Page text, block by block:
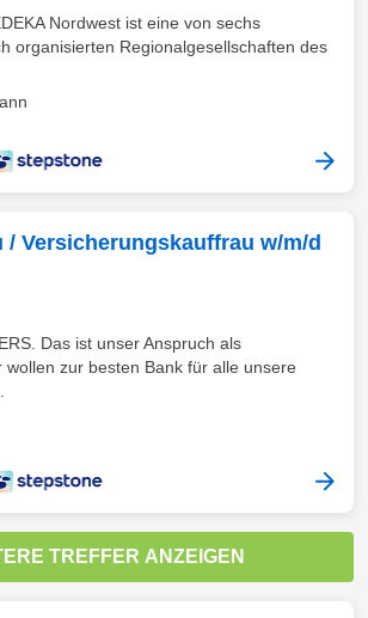
Nordwest ist eine von sechs
organisierten Regionalgesellschaften des
/ Versicherungskauffrau w/m/d
Das ist unser Anspruch als
wollen zur besten Bank für alle unsere
TREFFER ANZEIGEN